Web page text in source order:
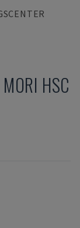
HSC